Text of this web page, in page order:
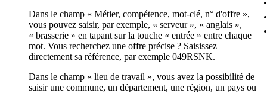
Dans le champ « Métier, compétence, mot-clé, n° d'offre »,
vous pouvez saisir, par exemple, « serveur », « anglais »,
« brasserie » en tapant sur la touche « entrée » entre chaque
mot. Vous recherchez une offre précise ? Saisissez
directement sa référence, par exemple 049RSNK.
Dans le champ « lieu de travail », vous avez la possibilité de
saisir une commune, un département, une région, un pays ou